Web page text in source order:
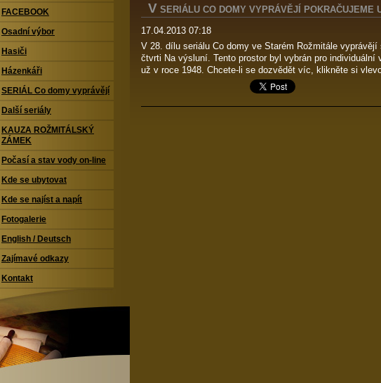
V SERIÁLU CO DOMY VYPRÁVĚJÍ POKRAČUJEME
17.04.2013 07:18
V 28. dílu seriálu Co domy ve Starém Rožmitále
čtvrti Na výsluní. Tento prostor byl vybrán pro individuální
už v roce 1948. Chcete-li se dozvědět víc, klikněte si
FACEBOOK
Osadní výbor
Hasiči
Házenkáři
SERIÁL Co domy vyprávějí
Další seriály
KAUZA ROŽMITÁLSKÝ
ZÁMEK
Počasí a stav vody on-line
Kde se ubytovat
Kde se najíst a napít
Fotogalerie
English / Deutsch
Zajímavé odkazy
Kontakt